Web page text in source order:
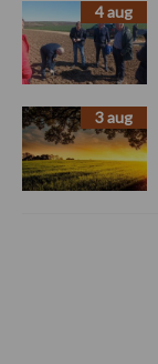
4 aug
3 aug